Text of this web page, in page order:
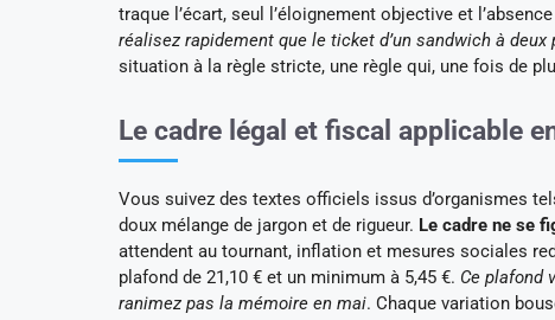
traque l’écart, seul l’éloignement objective et
réalisez rapidement que le ticket d’un sandwich à
situation à la règle stricte, une règle qui, une fois de
Le cadre légal et fiscal applicable
Vous suivez des textes officiels issus d’organismes
doux mélange de jargon et de rigueur. Le cadre ne se
attendent au tournant, inflation et mesures sociales
plafond de 21,10 € et un minimum à 5,45 €. Ce plafond
ranimez pas la mémoire en mai. Chaque variation